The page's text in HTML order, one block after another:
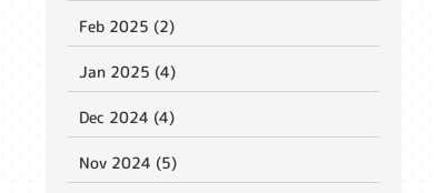
Feb 2025 (2)
Jan 2025 (4)
Dec 2024 (4)
Nov 2024 (5)